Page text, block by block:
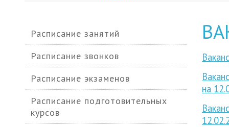
Расписание занятий
Расписание звонков
Расписание экзаменов
Расписание подготовительных
курсов
Ва
на